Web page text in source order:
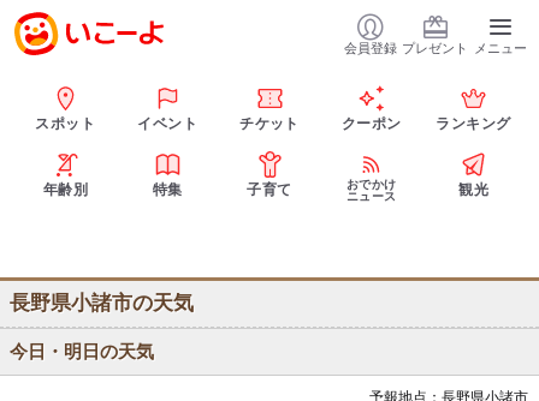
会員登録 プレゼント メニュー
スポット イベント チケット クーポン ランキング
年齢別 特集 子育て
おでかけ
ニュース
観光
長野県小諸市の天気
今日・明日の天気
予報地点：長野県小諸市